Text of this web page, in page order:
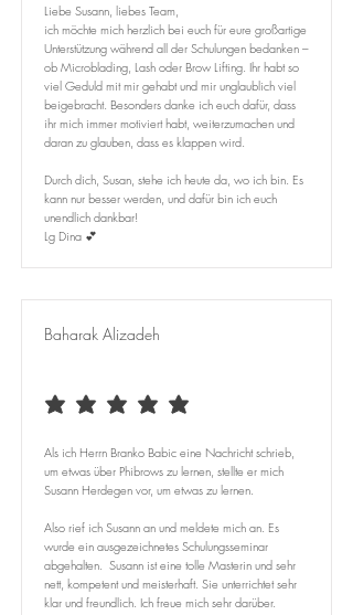
Liebe Susann, liebes Team,
ich möchte mich herzlich bei euch für eure großartige
Unterstützung während all der Schulungen bedanken –
ob Microblading, Lash oder Brow Lifting. Ihr habt so
viel Geduld mit mir gehabt und mir unglaublich viel
beigebracht. Besonders danke ich euch dafür, dass
ihr mich immer motiviert habt, weiterzumachen und
daran zu glauben, dass es klappen wird.
Durch dich, Susan, stehe ich heute da, wo ich bin. Es
kann nur besser werden, und dafür bin ich euch
unendlich dankbar!
Lg Dina 💕
Baharak Alizadeh
durchschnittliches Rating ist 5 von 5
Als ich Herrn Branko Babic eine Nachricht schrieb,
um etwas über Phibrows zu lernen, stellte er mich
Susann Herdegen vor, um etwas zu lernen.
Also rief ich Susann an und meldete mich an. Es
wurde ein ausgezeichnetes Schulungsseminar
abgehalten. Susann ist eine tolle Masterin und sehr
nett, kompetent und meisterhaft. Sie unterrichtet sehr
klar und freundlich. Ich freue mich sehr darüber.